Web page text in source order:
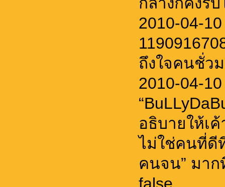
2010-04-
ถึงใจคนชั่ว
2010-04-
อธิบายให้เค้
ไม่ใช่คนที่ดี
คนจน” มาก